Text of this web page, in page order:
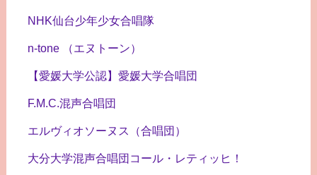
NHK仙台少年少女合唱隊
n-tone （エヌトーン）
【愛媛大学公認】愛媛大学合唱団
F.M.C.混声合唱団
エルヴィオソーヌス（合唱団）
大分大学混声合唱団コール・レティッヒ！